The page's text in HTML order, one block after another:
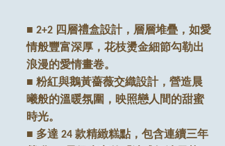
■ 2+2 四層禮盒設計，層層堆疊，如愛
情般豐富深厚，花枝燙金細節勾勒出
浪漫的愛情畫卷。
■ 粉紅與鵝黃薔薇交織設計，營造晨
曦般的溫暖氛圍，映照戀人間的甜蜜
時光。
■ 多達 24 款精緻糕點，包含連續三年